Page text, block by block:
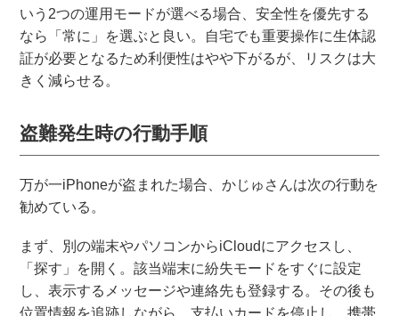
いう2つの運用モードが選べる場合、安全性を優先する
なら「常に」を選ぶと良い。自宅でも重要操作に生体認
証が必要となるため利便性はやや下がるが、リスクは大
きく減らせる。
盗難発生時の行動手順
万が一iPhoneが盗まれた場合、かじゅさんは次の行動を
勧めている。
まず、別の端末やパソコンからiCloudにアクセスし、
「探す」を開く。該当端末に紛失モードをすぐに設定
し、表示するメッセージや連絡先も登録する。その後も
位置情報を追跡しながら、支払いカードを停止し、携帯